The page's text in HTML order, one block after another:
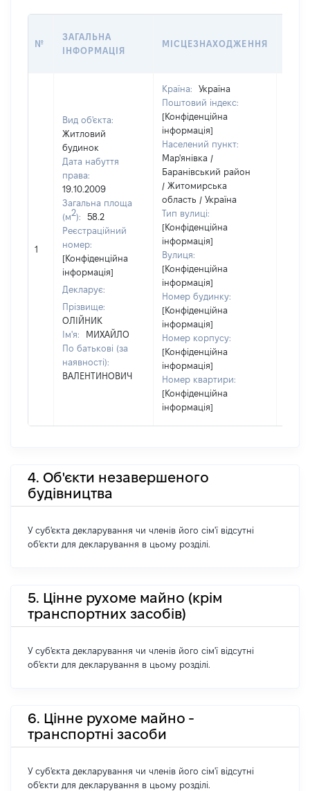
№
ЗАГАЛЬНА
ІНФОРМАЦІЯ
МІСЦЕЗНАХОДЖЕННЯ
1
Вид об'єкта:
Житловий
будинок
Дата набуття
права:
19.10.2009
Загальна площа
(м2):
58.2
Реєстраційний
номер:
[Конфіденційна
інформація]
Декларує:
Прізвище:
ОЛІЙНИК
Ім'я:
МИХАЙЛО
По батькові (за
наявності):
ВАЛЕНТИНОВИЧ
Країна:
Україна
Поштовий індекс:
[Конфіденційна
інформація]
Населений пункт:
Мар'янівка /
Баранівський район
/ Житомирська
область / Україна
Тип вулиці:
[Конфіденційна
інформація]
Вулиця:
[Конфіденційна
інформація]
Номер будинку:
[Конфіденційна
інформація]
Номер корпусу:
[Конфіденційна
інформація]
Номер квартири:
[Конфіденційна
інформація]
4. Об'єкти незавершеного
будівництва
У суб'єкта декларування чи членів його сім'ї відсутні
об'єкти для декларування в цьому розділі.
5. Цінне рухоме майно (крім
транспортних засобів)
У суб'єкта декларування чи членів його сім'ї відсутні
об'єкти для декларування в цьому розділі.
6. Цінне рухоме майно -
транспортні засоби
У суб'єкта декларування чи членів його сім'ї відсутні
об'єкти для декларування в цьому розділі.